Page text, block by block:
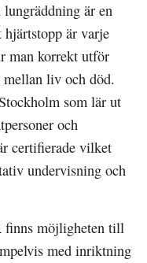
är en
är varje
man korrekt utför
liv och död.
som lär ut
och
certifierade vilket
undervisning och
finns möjligheten till
med inriktning